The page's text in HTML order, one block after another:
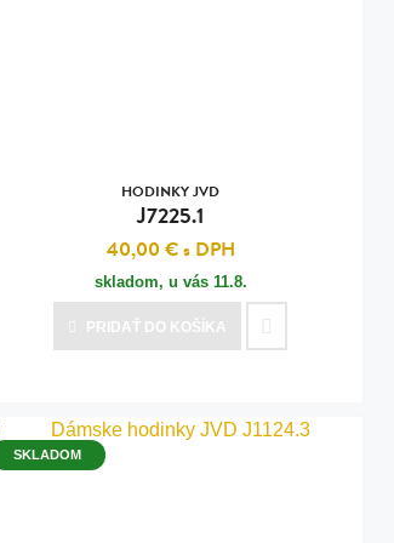
HODINKY JVD
J7225.1
40,00 €s DPH
skladom, u vás 11.8.
PRIDAŤ DO KOŠÍKA
SKLADOM